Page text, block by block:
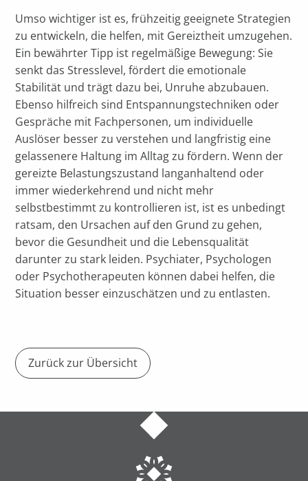
Umso wichtiger ist es, frühzeitig geeignete Strategien
zu entwickeln, die helfen, mit Gereiztheit umzugehen.
Ein bewährter Tipp ist regelmäßige Bewegung: Sie
senkt das Stresslevel, fördert die emotionale
Stabilität und trägt dazu bei, Unruhe abzubauen.
Ebenso hilfreich sind Entspannungstechniken oder
Gespräche mit Fachpersonen, um individuelle
Auslöser besser zu verstehen und langfristig eine
gelassenere Haltung im Alltag zu fördern. Wenn der
gereizte Belastungszustand langanhaltend oder
immer wiederkehrend und nicht mehr
selbstbestimmt zu kontrollieren ist, ist es unbedingt
ratsam, den Ursachen auf den Grund zu gehen,
bevor die Gesundheit und die Lebensqualität
darunter zu stark leiden. Psychiater, Psychologen
oder Psychotherapeuten können dabei helfen, die
Situation besser einzuschätzen und zu entlasten.
Zurück zur Übersicht